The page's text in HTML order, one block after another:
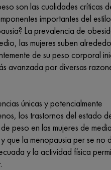
son las cualidades críticas
importantes del
La prevalencia de
las mujeres suben
de su peso corporal
avanzada por diversas
únicas y potencialmente
los trastornos del estado
peso en las mujeres de
que la menopausia per se no
y la actividad física